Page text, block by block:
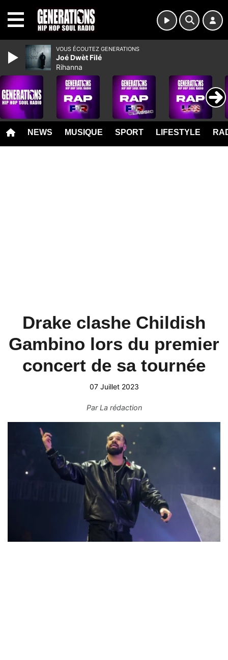
NEWS MUSIQUE SPORT LIFESTYLE
Drake clashe Childish
Gambino lors du premier
concert de sa tournée
07 Juillet 2023
ParLa rédaction
VOUS ÉCOUTEZ GENERATIONS
Joé Dwèt Filé
Rihanna